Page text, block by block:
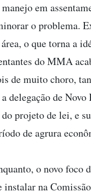
em
o problema.
área, o que torna a
do MMA
de muito choro,
delegação de
projeto de lei, e
de agrura
o novo
instalar na